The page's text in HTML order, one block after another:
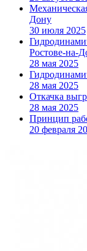
Дону
30 июля 2025
Ростове-на-
28 мая 2025
28 мая 2025
Откачка
28 мая 2025
Принцип
20 февраля